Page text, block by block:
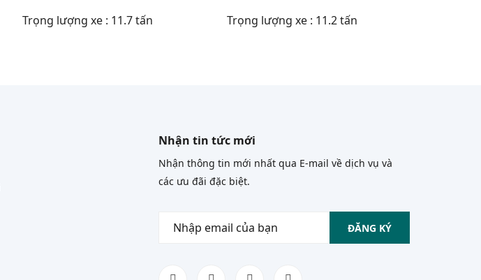
Trọng lượng xe : 11.7 tấn
Trọng lượng xe : 11.2 tấn
Nhận tin tức mới
Nhận thông tin mới nhất qua E-mail về dịch vụ và
các ưu đãi đặc biệt.
ĐĂNG KÝ